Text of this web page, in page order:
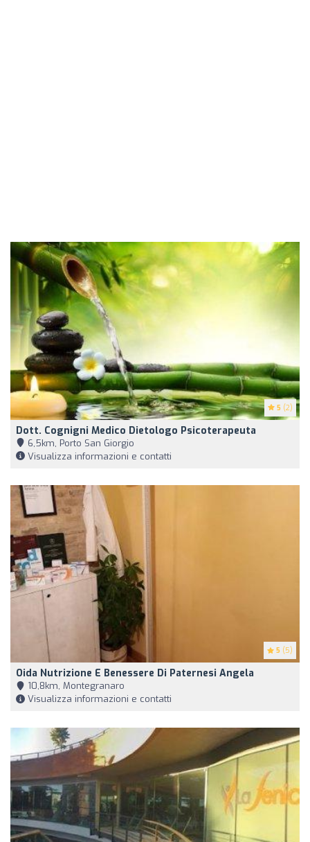
5 (2)
Dott. Cognigni Medico Dietologo Psicoterapeuta
6,5km, Porto San Giorgio
Visualizza informazioni e contatti
5 (5)
Oida Nutrizione E Benessere Di Paternesi Angela
10,8km, Montegranaro
Visualizza informazioni e contatti